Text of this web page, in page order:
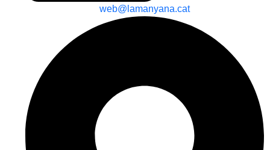
web@lamanyana.cat